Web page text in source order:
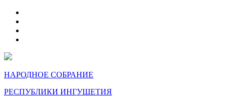
НАРОДНОЕ СОБРАНИЕ
РЕСПУБЛИКИ ИНГУШЕТИЯ